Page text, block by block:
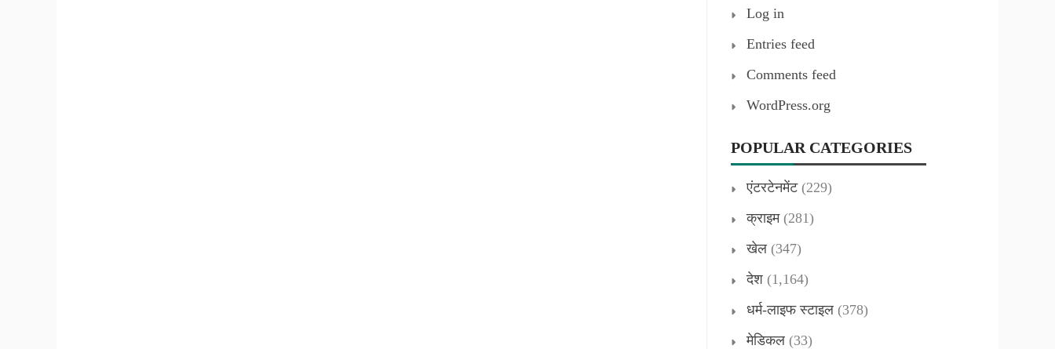
Log in
Entries feed
Comments feed
WordPress.org
POPULAR CATEGORIES
एंटरटेनमेंट(229)
क्राइम(281)
खेल (347)
देश (1,164)
धर्म-लाइफ स्टाइल (378)
मेडिकल (33)